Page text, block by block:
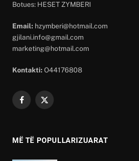
Botues: HESET ZYMBERI
Email: hzymberi@hotmail.com
gjilani.info@gmail.com
marketing@hotmail.com
Kontakti: O44176808
Facebook
X
MË TË POPULLARIZUARAT